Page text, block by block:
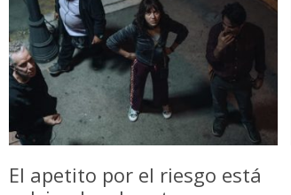
El apetito por el riesgo está